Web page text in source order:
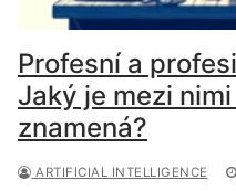
Profesní a
Jaký je mezi
znamená?
ARTIFICIAL INTELLIGENCE